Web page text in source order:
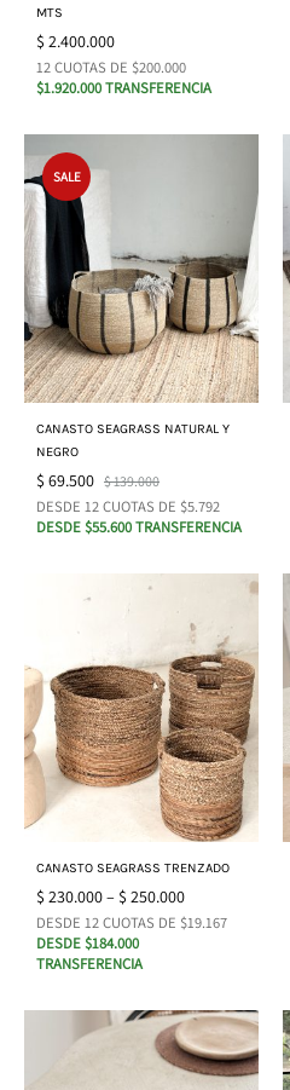
MTS
$ 2.400.000
12 CUOTAS DE $200.000
$1.920.000 TRANSFERENCIA
SALE
CANASTO SEAGRASS NATURAL Y
NEGRO
$ 69.500 $139.000
DESDE 12 CUOTAS DE $5.792
DESDE $55.600 TRANSFERENCIA
CANASTO SEAGRASS TRENZADO
$ 230.000– $ 250.000
DESDE 12 CUOTAS DE $19.167
DESDE $184.000
TRANSFERENCIA